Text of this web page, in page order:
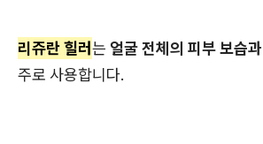
리쥬란 힐러는 얼굴 전체의 피부 보습
주로 사용합니다.